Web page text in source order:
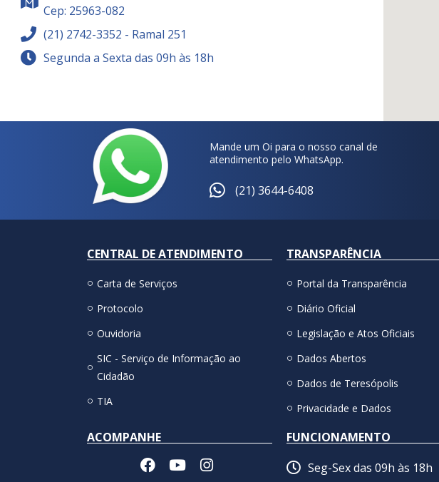
Cep: 25963-082
(21) 2742-3352 - Ramal 251
Segunda a Sexta das 09h às 18h
Mande um Oi para o nosso canal de
atendimento pelo WhatsApp.
(21) 3644-6408
CENTRAL DE ATENDIMENTO
Carta de Serviços
Protocolo
Ouvidoria
SIC - Serviço de Informação ao
Cidadão
TIA
TRANSPARÊNCIA
Portal da Transparência
Diário Oficial
Legislação e Atos Oficiais
Dados Abertos
Dados de Teresópolis
Privacidade e Dados
ACOMPANHE
FUNCIONAMENTO
Seg-Sex das 09h às 18h